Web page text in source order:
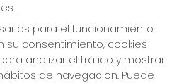
para el funcionamiento
su consentimiento, cookies
analizar el tráfico y mostrar
de navegación. Puede